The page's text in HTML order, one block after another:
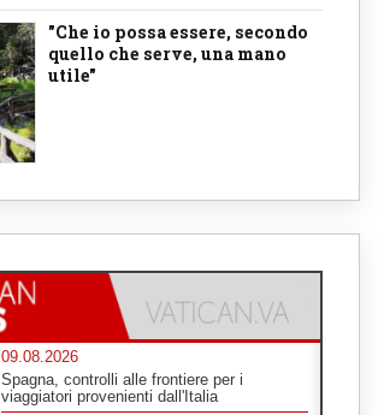
"Che io possa essere, secondo
quello che serve, una mano
utile"
09.08.2026
Spagna, controlli alle frontiere per i
viaggiatori provenienti dall'Italia